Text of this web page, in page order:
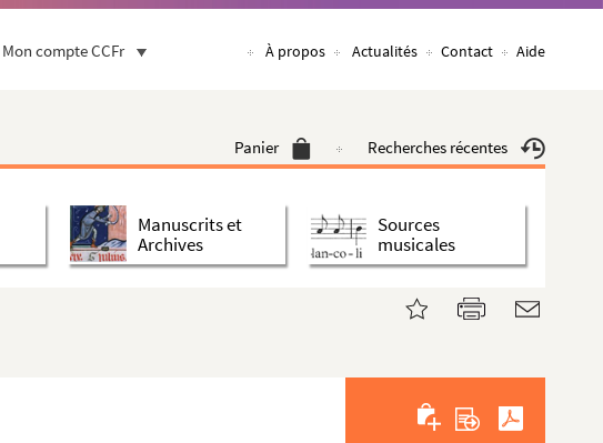
Mon compte CCFr À propos Actualités Contact Aide
Panier Recherches récentes
Manuscrits et
Archives
Sources
musicales